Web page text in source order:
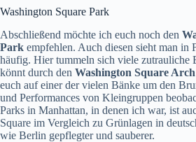
Washington Square Park
Abschließend möchte ich euch noch den
Park empfehlen. Auch diesen sieht man in
häufig. Hier tummeln sich viele zutrauliche
könnt durch den Washington Square Arch
euch auf einer der vielen Bänke um den
und Performances von Kleingruppen
Parks in Manhattan, in denen ich war, ist
Square im Vergleich zu Grünlagen in
wie Berlin gepflegter und sauberer.